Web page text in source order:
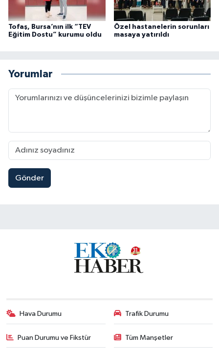
Tofaş, Bursa’nın ilk “TEV
Eğitim Dostu” kurumu oldu
Özel hastanelerin sorunları
masaya yatırıldı
Yorumlar
Gönder
Hava Durumu Trafik Durumu
Puan Durumu ve Fikstür Tüm Manşetler